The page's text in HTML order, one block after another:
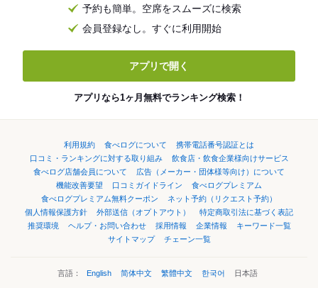
予約も簡単。空席をスムーズに検索
会員登録なし。すぐに利用開始
アプリで開く
アプリなら1ヶ月無料でランキング検索！
利用規約 食べログについて
携帯電話番号認証とは
口コミ・ランキングに対する取り組み
飲食店・飲食企業様向けサービス
食べログ店舗会員について
広告（メーカー・団体様等向け）について
機能改善要望
口コミガイドライン
食べログプレミアム
食べログプレミアム無料クーポン
ネット予約（リクエスト予約）
個人情報保護方針
外部送信（オプトアウト）
特定商取引法に基づく表記
推奨環境
ヘルプ・お問い合わせ 採用情報 企業情報
キーワード一覧
サイトマップ
チェーン一覧
言語： English 简体中文 繁體中文 한국어 日本語